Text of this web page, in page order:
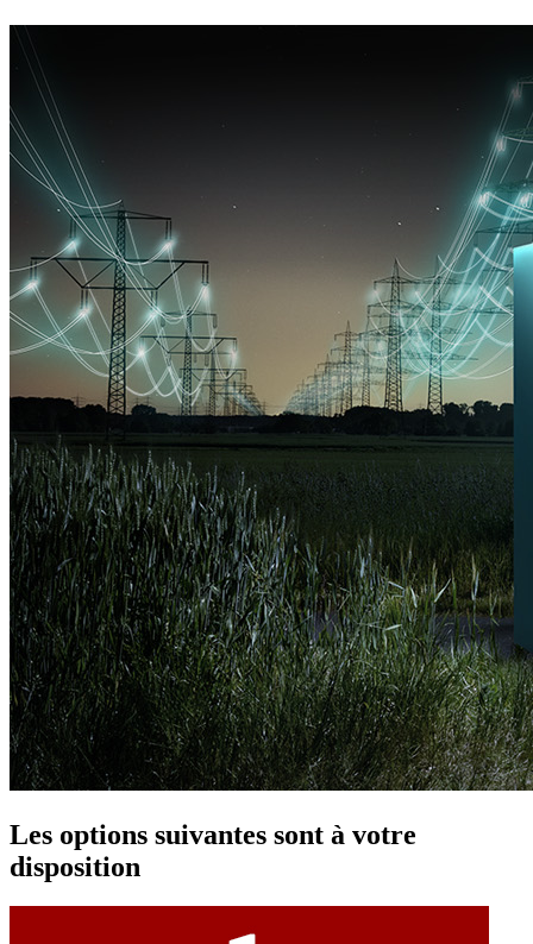
Les options suivantes sont à votre
disposition